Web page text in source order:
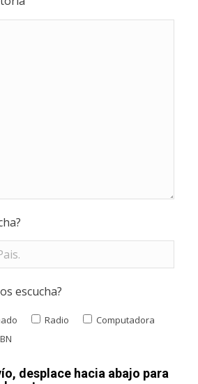
escucha?
Radio
Computadora
desplace hacia abajo para